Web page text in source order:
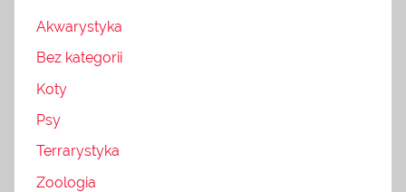
Akwarystyka
Bez kategorii
Koty
Psy
Terrarystyka
Zoologia